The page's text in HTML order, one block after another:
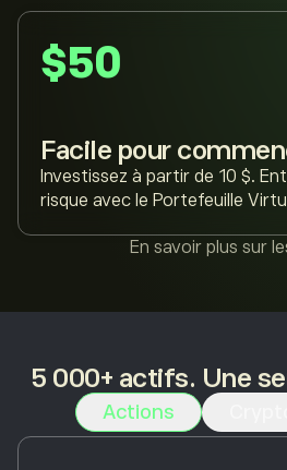
$50
Facile pour
Investissez à partir de 10 $.
risque avec le Portefeuille
En savoir plus sur
5 000+ actifs. Une
Actions